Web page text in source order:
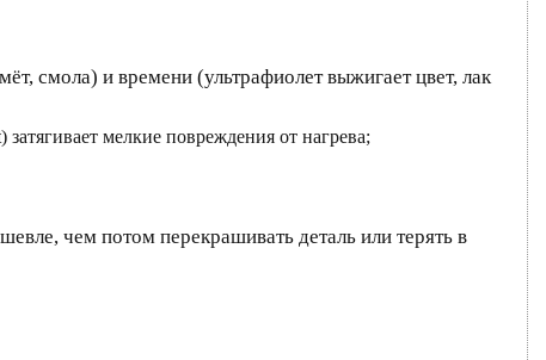
смола) и времени (ультрафиолет выжигает цвет, лак
мелкие повреждения от нагрева;
чем потом перекрашивать деталь или терять в